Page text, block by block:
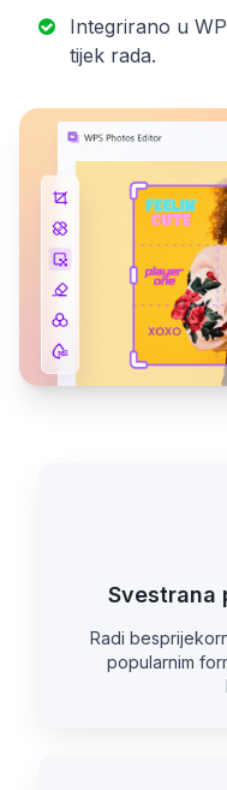
Integrirano u
tijek rada.
Svestrana
Radi
popularnim